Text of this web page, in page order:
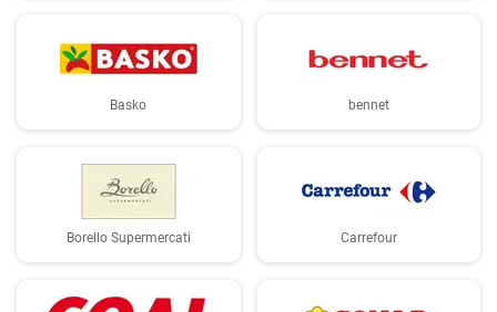
Basko bennet
Borello Supermercati Carrefour